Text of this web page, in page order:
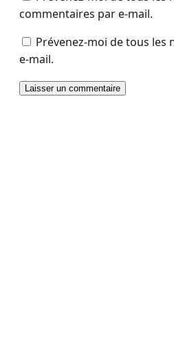
commentaires par e-mail.
Prévenez-moi de tous les
e-mail.